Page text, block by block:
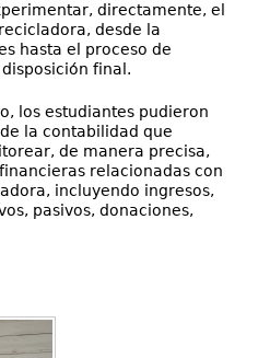
directamente, el
desde la
hasta el proceso de
final.
los estudiantes pudieron
la contabilidad que
de manera precisa,
relacionadas con
incluyendo ingresos,
pasivos, donaciones,